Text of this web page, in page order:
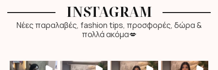
INSTAGRAM
Νέες παραλαβές, fashion tips, προσφορές, δώρα &
πολλά ακόμα💋